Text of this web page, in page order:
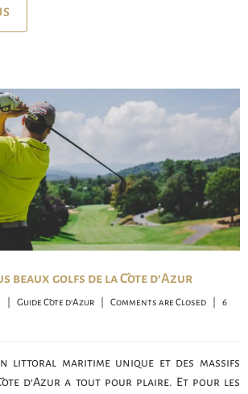
beaux golfs de la Côte d’Azur
Guide Côte d'Azur Comments are Closed
6
littoral maritime unique et des massifs
d’Azur a tout pour plaire. Et pour les